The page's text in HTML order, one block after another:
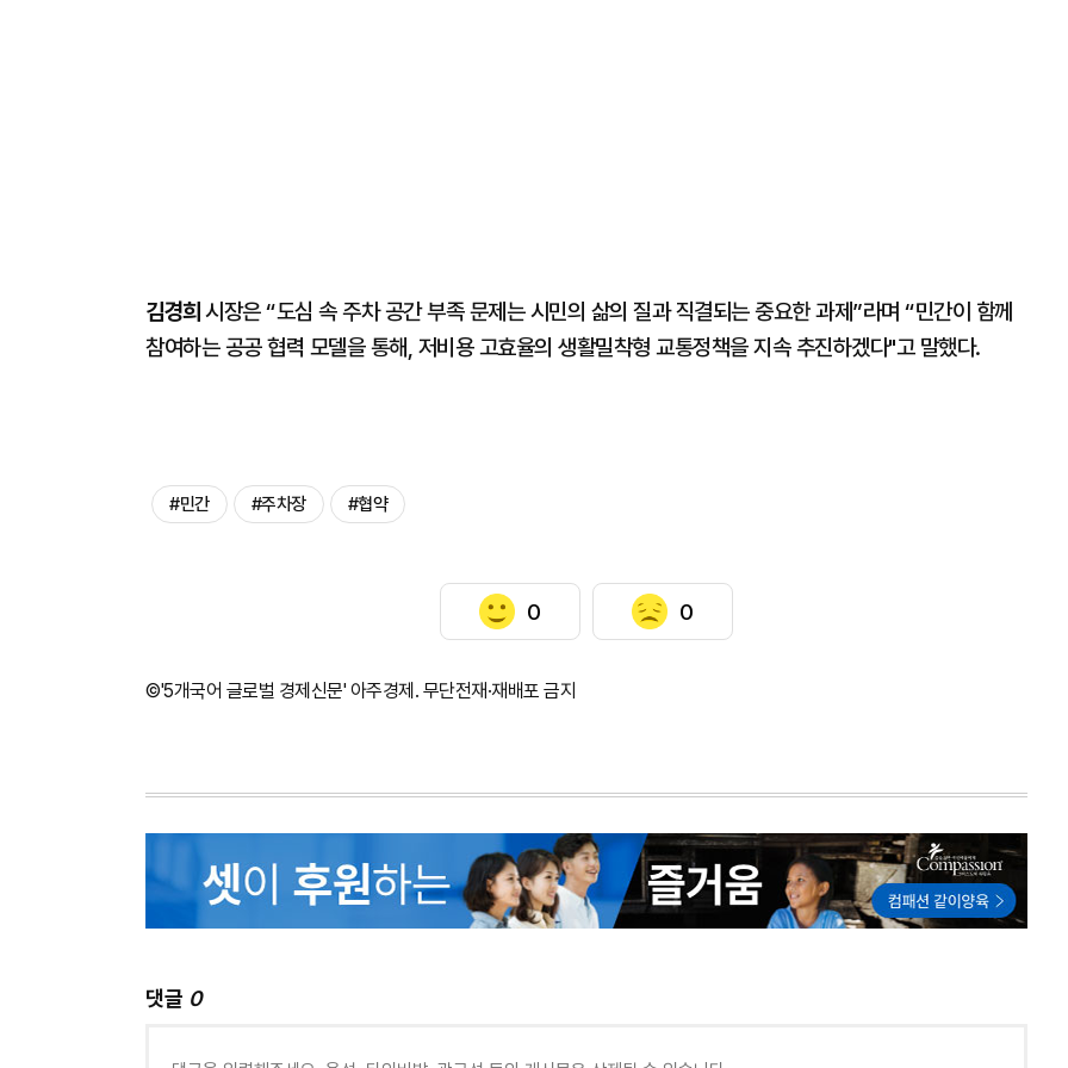
김경희 시장은 “도심 속 주차 공간 부족 문제는 시민의 삶의 질과 직결되는 중요한 과제”라며 “민간이 함께
참여하는 공공 협력 모델을 통해, 저비용 고효율의 생활밀착형 교통정책을 지속 추진하겠다"고 말했다.
#민간 #주차장 #협약
0 0
©'5개국어 글로벌 경제신문' 아주경제. 무단전재·재배포 금지
댓글 0